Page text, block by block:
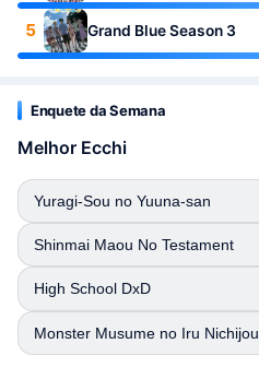
5 Grand Blue Season 3
Enquete da Semana
Melhor Ecchi
Yuragi-Sou no Yuuna-san
Shinmai Maou No Testament
High School DxD
Monster Musume no Iru Nichijou